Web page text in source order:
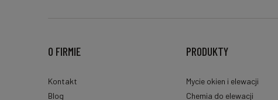
O FIRMIE
Kontakt
Blog
PRODUKTY
Mycie okien i elewacji
Chemia do elewacji